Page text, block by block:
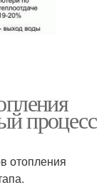
процесс
отопления